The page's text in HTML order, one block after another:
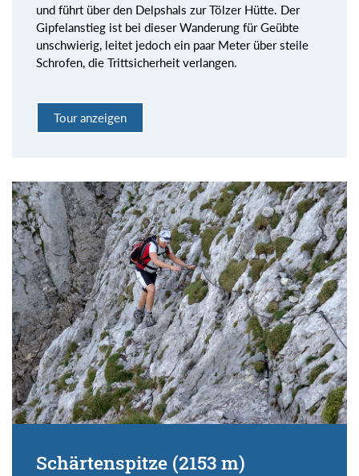
und führt über den Delpshals zur Tölzer Hütte. Der
Gipfelanstieg ist bei dieser Wanderung für Geübte
unschwierig, leitet jedoch ein paar Meter über steile
Schrofen, die Trittsicherheit verlangen.
Tour anzeigen
Schärtenspitze (2153 m)